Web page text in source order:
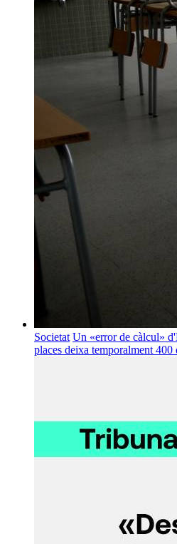
Societat Un «error de càlcul»
places deixa temporalment 400